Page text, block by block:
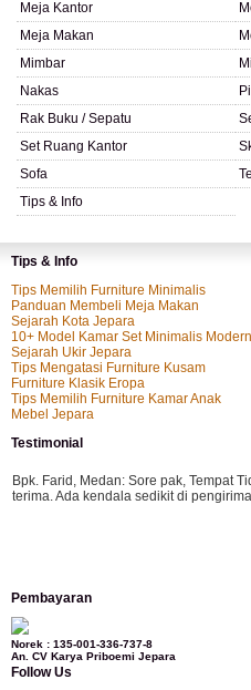
Meja Kantor
Meja Makan
Mimbar
Nakas
Rak Buku / Sepatu
Set Ruang Kantor
Sofa
Tips & Info
Tips & Info
Tips Memilih Furniture Minimalis
Panduan Membeli Meja Makan
Sejarah Kota Jepara
10+ Model Kamar Set Minimalis
Sejarah Ukir Jepara
Tips Mengatasi Furniture Kusam
Furniture Klasik Eropa
Tips Memilih Furniture Kamar Anak
Mebel Jepara
Testimonial
Bpk. Farid, Medan: Sore pak, Tempat
terima. Ada kendala sedikit di
kursi teras saya sudah saya terima dan
Pembayaran
Norek : 135-001-336-737-8
An. CV Karya Priboemi Jepara
Follow Us